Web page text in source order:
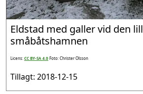
Eldstad med galler vid den
småbåtshamnen
Licens:CC BY-SA 4.0Foto: Christer Olsson
Tillagt: 2018-12-15